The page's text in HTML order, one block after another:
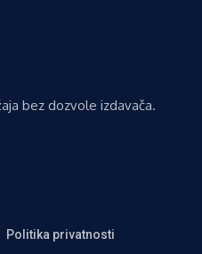
bez dozvole izdavača.
Politika privatnosti